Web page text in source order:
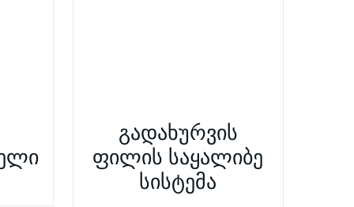
გადახურვის
ფილის საყალიბე
სისტემა